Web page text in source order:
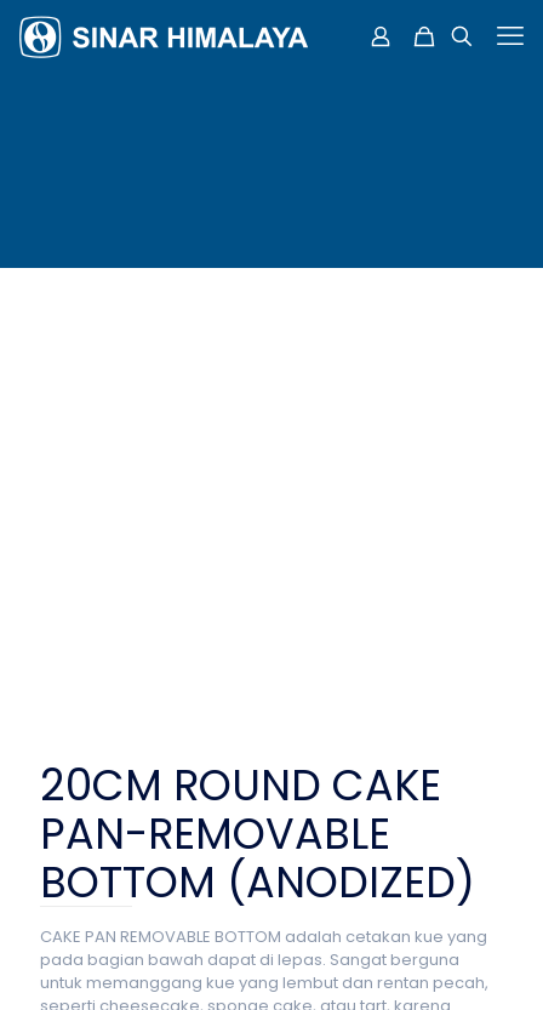
20CM ROUND CAKE
PAN-REMOVABLE
BOTTOM (ANODIZED)
CAKE PAN REMOVABLE BOTTOM adalah cetakan kue yang
pada bagian bawah dapat di lepas. Sangat berguna
untuk memanggang kue yang lembut dan rentan pecah,